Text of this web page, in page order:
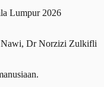
Lumpur 2026
Nawi, Dr Norzizi Zulkifli